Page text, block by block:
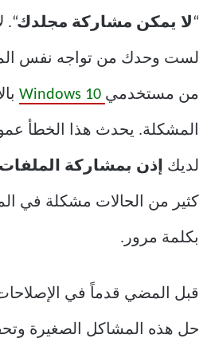
“ لا يمكن مشاركة مجلدك“.
لست وحدك من تواجه نفس
من مستخدمي
المشكلة. يحدث هذا الخطأ
لديك إذن بمشاركة الملفات
كثير من الحالات مشكلة في
بكلمة مرور.
قبل المضي قدماً في
حل هذه المشاكل الصغيرة